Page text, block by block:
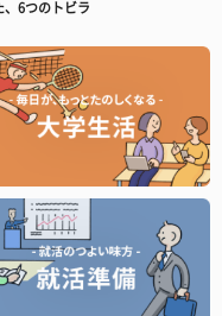
、6つのトビラ